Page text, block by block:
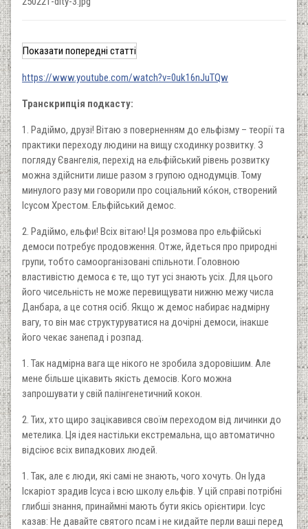
Показати попередні статті
https://www.youtube.com/watch?v=0uk16nJuTQw
Транскрипція подкасту:
1. Радіймо, друзі! Вітаю з поверненням до ельфізму – теорії та
практики переходу людини на вищу сходинку розвитку. З
погляду Євангелія, перехід на ельфійський рівень розвитку
можна здійснити лише разом з групою однодумців. Тому
минулого разу ми говорили про соціальний кóкон, створений
Ісусом Хрестом. Ельфійський демос.
2. Радіймо, ельфи! Всіх вітаю! Ця розмова про ельфійські
демоси потребує продовження. Отже, йдеться про природні
групи, тобто самоорганізовані спільноти. Головною
властивістю демоса є те, що тут усі знають усіх. Для цього
його чисельність не може перевищувати нижню межу числа
Данбара, а це сотня осіб. Якщо ж демос набирає надмірну
вагу, то він має структуруватися на дочірні демоси, інакше
його чекає занепад і розпад.
1. Так надмірна вага ще нікого не зробила здоровішим. Але
мене більше цікавить якість демосів. Кого можна
запрошувати у свій палінгенетичний кокон.
2. Тих, хто щиро зацікавився своїм переходом від личинки до
метелика. Ця ідея настільки екстремальна, що автоматично
відсіює всіх випадкових людей.
1. Так, але є люди, які самі не знають, чого хочуть. Он Іуда
Іскаріот зрадив Ісуса і всю школу ельфів. У цій справі потрібні
глибші знання, принаймні мають бути якісь орієнтири. Ісус
казав: Не давайте святого псам і не кидайте перли ваші перед